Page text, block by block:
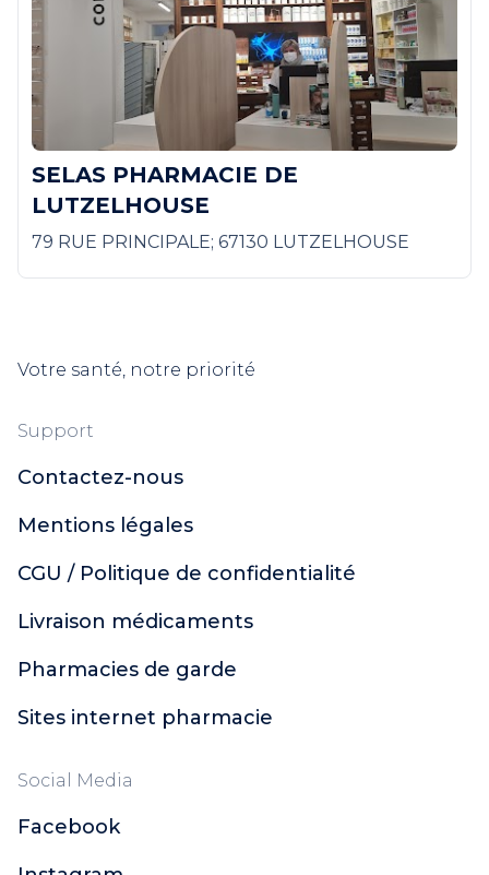
SELAS PHARMACIE DE
LUTZELHOUSE
79 RUE PRINCIPALE; 67130 LUTZELHOUSE
Votre santé, notre priorité
Support
Contactez-nous
Mentions légales
CGU / Politique de confidentialité
Livraison médicaments
Pharmacies de garde
Sites internet pharmacie
Social Media
Facebook